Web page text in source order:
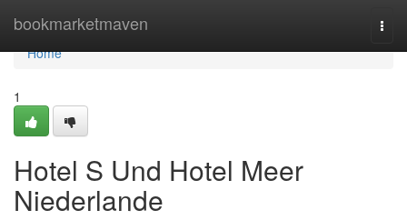
bookmarketmaven
Home
Home
1
Hotel S Und Hotel Meer
Niederlande